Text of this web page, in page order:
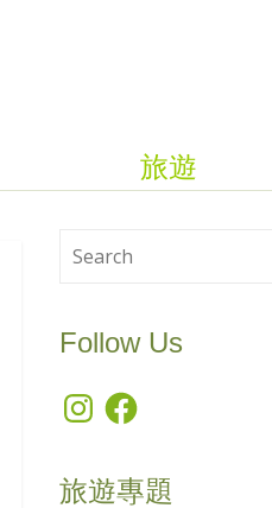
旅遊
Follow Us
InstagramFacebook
旅遊專題